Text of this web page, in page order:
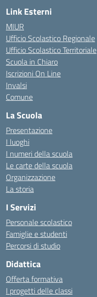
Link Esterni
MIUR
Ufficio Scolastico Regionale
Ufficio Scolastico Territoriale
Scuola in Chiaro
Iscrizioni On Line
Invalsi
Comune
La Scuola
Presentazione
I luoghi
I numeri della scuola
Le carte della scuola
Organizzazione
La storia
I Servizi
Personale scolastico
Famiglie e studenti
Percorsi di studio
Didattica
Offerta formativa
I progetti delle classi